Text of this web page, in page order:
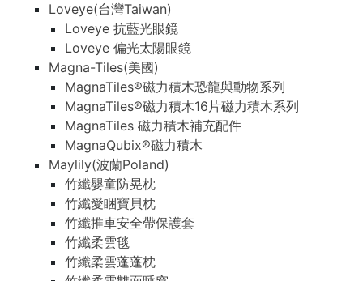
Loveye(台灣Taiwan)
Loveye 抗藍光眼鏡
Loveye 偏光太陽眼鏡
Magna-Tiles(美國)
MagnaTiles®磁力積木恐龍與動物系列
MagnaTiles®磁力積木16片磁力積木系列
MagnaTiles 磁力積木補充配件
MagnaQubix®磁力積木
Maylily(波蘭Poland)
竹纖嬰童防晃枕
竹纖愛睏寶貝枕
竹纖推車安全帶保護套
竹纖柔雲毯
竹纖柔雲蓬蓬枕